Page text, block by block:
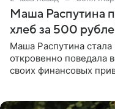
Маша Распутина
хлеб за 500
Маша Распутина стала
откровенно поведала
своих финансовых